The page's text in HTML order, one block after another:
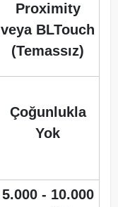
Proximity
veya BLTouch
(Temassız)
Çoğunlukla
Yok
5.000 - 10.000